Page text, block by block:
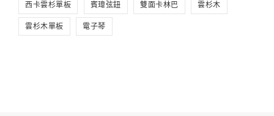
西卡雲杉單板 賓瑋弦鈕 雙面卡林巴 雲杉木
雲杉木單板 電子琴